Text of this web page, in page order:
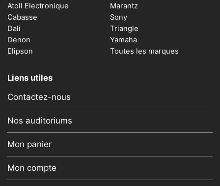
Atoll Electronique
Cabasse
Dali
Denon
Elipson
Marantz
Sony
Triangle
Yamaha
Toutes les marques
Liens utiles
Contactez-nous
Nos auditoriums
Mon panier
Mon compte